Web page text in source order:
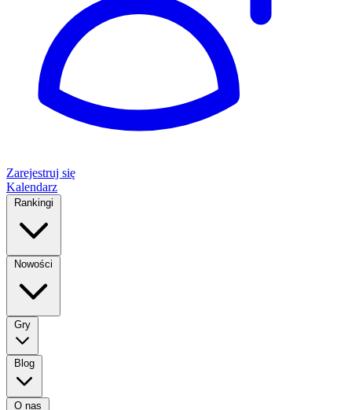
Zarejestruj się
Kalendarz
Rankingi
Nowości
Gry
Blog
O nas